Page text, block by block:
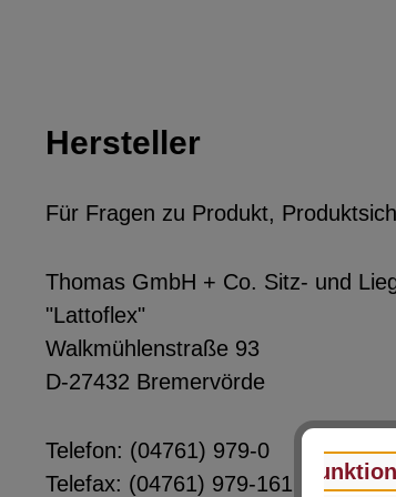
Hersteller
Für Fragen zu Produkt,
Thomas GmbH + Co. Sitz- und
"Lattoflex"
Walkmühlenstraße 93
D-27432 Bremervörde
Telefon: (04761) 979-0
Telefax: (04761) 979-161